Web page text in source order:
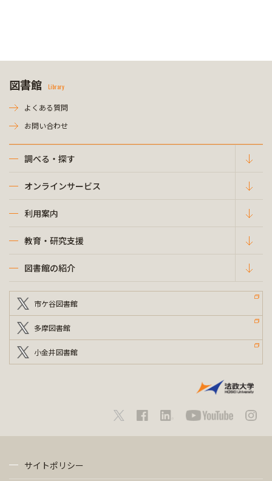
図書館 Library
よくある質問
お問い合わせ
調べる・探す
オンラインサービス
利用案内
教育・研究支援
図書館の紹介
市ケ谷図書館
多摩図書館
小金井図書館
サイトポリシー